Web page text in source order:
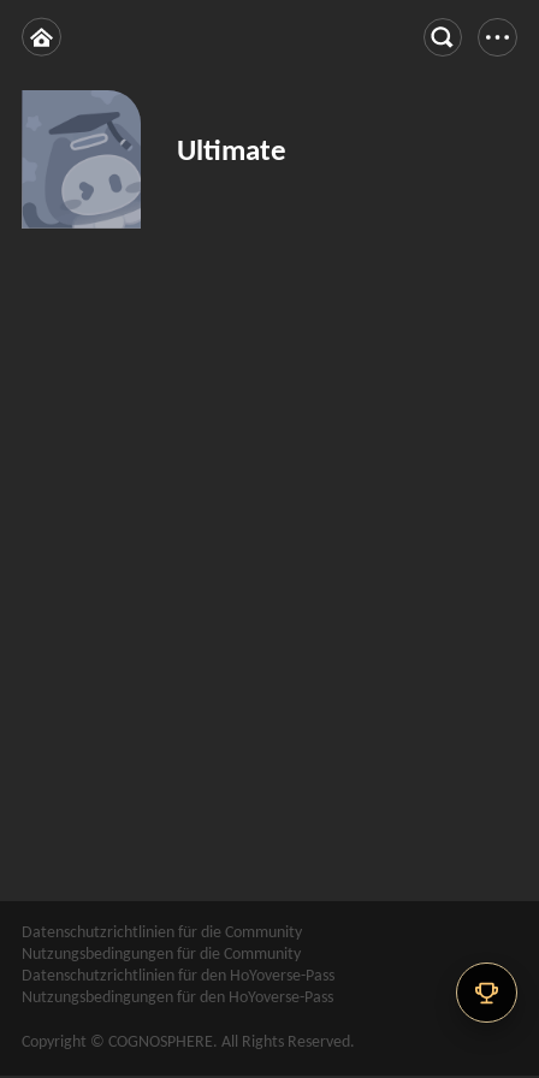
Ultimate
Datenschutzrichtlinien für die Community
Nutzungsbedingungen für die Community
Datenschutzrichtlinien für den HoYoverse-Pass
Nutzungsbedingungen für den HoYoverse-Pass
Copyright © COGNOSPHERE. All Rights Reserved.